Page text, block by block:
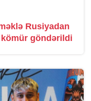
Rusiyadan
göndərildi